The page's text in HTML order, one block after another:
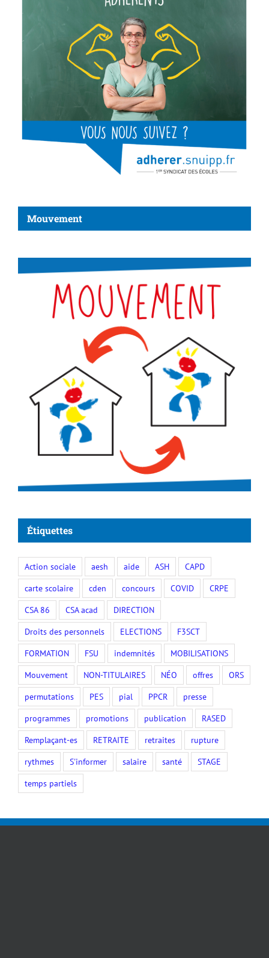
Mouvement
Étiquettes
Action sociale aesh aide ASH
CAPD
carte scolaire
cden concours COVID
CRPE
CSA 86
CSA acad
DIRECTION
Droits des personnels
ELECTIONS
F3SCT
FORMATION
FSU indemnités
MOBILISATIONS
Mouvement
NON-TITULAIRES NÉO offres
ORS
permutations
PES pial PPCR
presse
programmes
promotions publication
RASED
Remplaçant-es
RETRAITE retraites
rupture
rythmes
S'informer salaire santé
STAGE
temps partiels